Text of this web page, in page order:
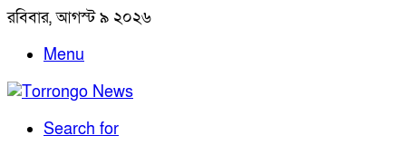
রবিবার, আগস্ট ৯ ২০২৬
Menu
Search for